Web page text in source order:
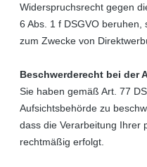
Widerspruchsrecht gegen
6 Abs. 1 f DSGVO beruhen,
zum Zwecke von
Beschwerderecht bei der
Sie haben gemäß Art. 77
Aufsichtsbehörde zu
dass die Verarbeitung Ihrer
rechtmäßig erfolgt.